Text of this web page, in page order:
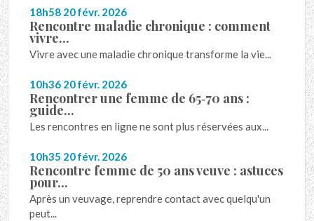
18h58 20févr. 2026
Rencontre maladie chronique : comment
vivre...
Vivre avec une maladie chronique transforme la vie...
10h36 20févr. 2026
Rencontrer une femme de 65‑70 ans :
guide...
Les rencontres en ligne ne sont plus réservées aux...
10h35 20févr. 2026
Rencontre femme de 50 ans veuve : astuces
pour...
Après un veuvage, reprendre contact avec quelqu'un
peut...